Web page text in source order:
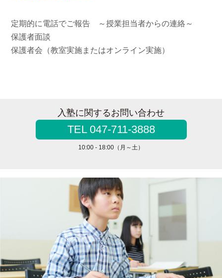
定期的に電話でご報告 ～授業担当者からの連絡～
保護者面談
保護者会（教室実施またはオンライン実施）
入塾に関するお問い合わせ
TEL 047-711-3888
10:00 - 18:00（月～土）